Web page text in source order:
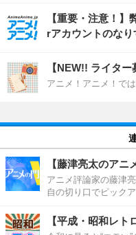
【重要・注意！
rアカウントのな
【NEW!! ライター
アニメ！アニメ！で
【藤津亮太のアニ
アニメ評論家の藤津
自の切り口でピックア
【平成・昭和レト